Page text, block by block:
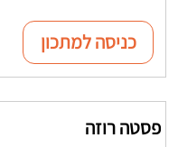
כניסה למתכון
פסטה רוזה